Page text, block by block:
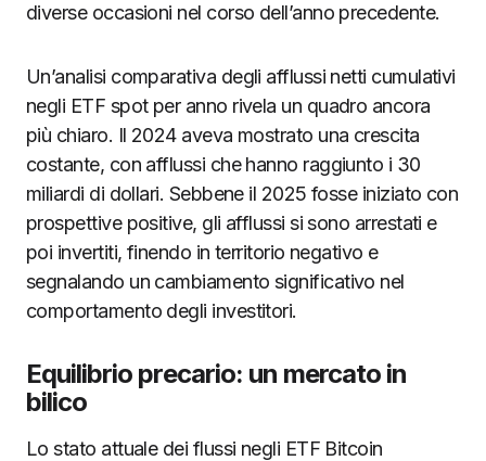
diverse occasioni nel corso dell’anno precedente.
Un’analisi comparativa degli afflussi netti cumulativi
negli ETF spot per anno rivela un quadro ancora
più chiaro. Il 2024 aveva mostrato una crescita
costante, con afflussi che hanno raggiunto i 30
miliardi di dollari. Sebbene il 2025 fosse iniziato con
prospettive positive, gli afflussi si sono arrestati e
poi invertiti, finendo in territorio negativo e
segnalando un cambiamento significativo nel
comportamento degli investitori.
Equilibrio precario: un mercato in
bilico
Lo stato attuale dei flussi negli ETF Bitcoin